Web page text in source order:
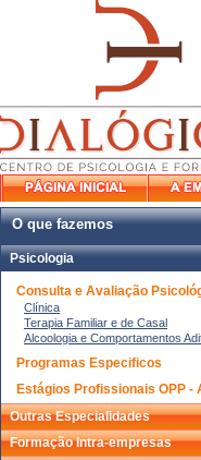
O que fazemos
Psicologia
Consulta e Avaliação
Clínica
Terapia Familiar e de Casal
Alcoologia e Comportamentos
Programas Especificos
Estágios Profissionais OPP -
Outras Especialidades
Formação Intra-empresas